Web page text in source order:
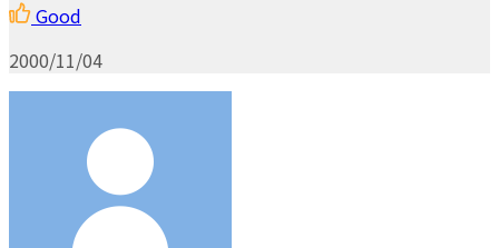
Good
2000/11/04